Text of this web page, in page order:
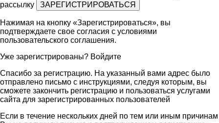
рассылку
Нажимая на кнопку «Зарегистрироваться», вы
подтверждаете свое согласия с условиями
пользовательского соглашения.
Уже зарегистрированы? Войдите
Спасибо за регистрацию. На указанный вами адрес было
отправлено письмо с инструкциями, следуя которым, вы
сможете закончить регистрацию и пользоваться услугами
сайта для зарегистрированных пользователей
Если в течение нескольких дней по тем или иным причинам